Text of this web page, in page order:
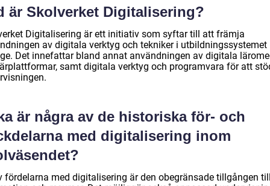
är Skolverket Digitalisering?
Digitalisering är ett initiativ som syftar till att främja
av digitala verktyg och tekniker i utbildningssystemet
Det innefattar bland annat användningen av digitala
samt digitala verktyg och programvara för att
är några av de historiska för- och
med digitalisering inom
fördelarna med digitalisering är den obegränsade tillgången